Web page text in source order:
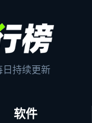
日持续更新
软件